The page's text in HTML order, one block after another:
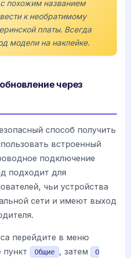
похожим названием
к необратимому
платы. Всегда
модели на наклейке.
через
способ получить
встроенный
подключение
подходит для
чьи устройства
сети и имеют выход
перейдите в меню
пункт
Общие , затем
О